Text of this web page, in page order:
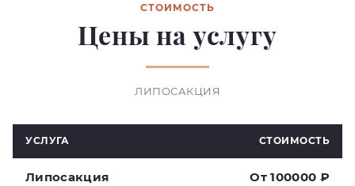
СТОИМОСТЬ
Цены на услугу
ЛИПОСАКЦИЯ
УСЛУГА СТОИМОСТЬ
Липосакция От 100000 ₽